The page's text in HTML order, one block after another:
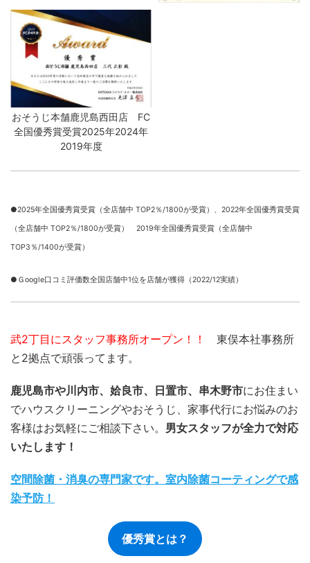
おそうじ本舗鹿児島西田店 FC
全国優秀賞受賞2025年2024年
2019年度
●2025年全国優秀賞受賞（全店舗中 TOP2％/1800が受賞）、 2022年全国優秀賞受賞
（全店舗中 TOP2％/1800が受賞） 2019年全国優秀賞受賞（全店舗中
TOP3％/1400が受賞）
●Ｇoogle口コミ評価数全国店舗中1位を店舗が獲得（2022/12実績）
武2丁目にスタッフ事務所オープン！！
東俣本社事務所
と2拠点で頑張ってます。
鹿児島市や川内市、姶良市、日置市、串木野市にお住まい
でハウスクリーニングやおそうじ、家事代行にお悩みのお
客様はお気軽にご相談下さい。 男女スタッフが全力で対応
いたします！
空間除菌・消臭の専門家です。室内除菌コーティングで感
染予防！
優秀賞とは？